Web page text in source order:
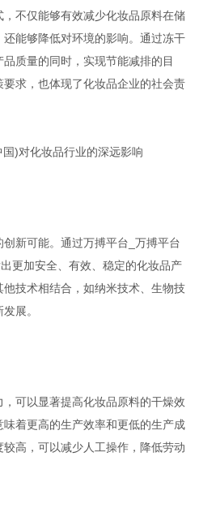
不仅能够有效减少化妆品原料在储
能够降低对环境的影响。通过冻干
质量的同时，实现节能减排的目
求，也体现了化妆品企业的社会责
)对化妆品行业的深远影响
新可能。通过万搏平台_万搏平台
更加安全、有效、稳定的化妆品产
技术相结合，如纳米技术、生物技
展。
可以显著提高化妆品原料的干燥效
着更高的生产效率和更低的生产成
高，可以减少人工操作，降低劳动